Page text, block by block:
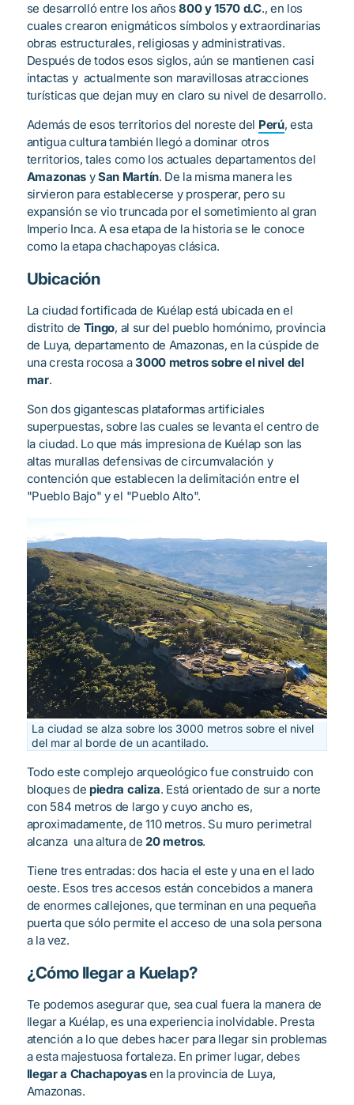
se desarrolló entre los años800 y 1570 d.C., en los
cuales crearon enigmáticos símbolos y extraordinarias
obras estructurales, religiosas y administrativas.
Después de todos esos siglos, aún se mantienen casi
intactas y actualmente son maravillosas atracciones
turísticas que dejan muy en claro su nivel de desarrollo.
Además de esos territorios del noreste del Perú, esta
antigua cultura también llegó a dominar otros
territorios, tales como los actuales departamentos del
Amazonas ySan Martín. De la misma manera les
sirvieron para establecerse y prosperar, pero su
expansión se vio truncada por el sometimiento al gran
Imperio Inca. A esa etapa de la historia se le conoce
como la etapa chachapoyas clásica.
Ubicación
La ciudad fortificada de Kuélap está ubicada en el
distrito de Tingo, al sur del pueblo homónimo, provincia
de Luya, departamento de Amazonas, en la cúspide de
una cresta rocosa a3000 metros sobre el nivel del
mar.
Son dos gigantescas plataformas artificiales
superpuestas, sobre las cuales se levanta el centro de
la ciudad. Lo que más impresiona de Kuélap son las
altas murallas defensivas de circumvalación y
contención que establecen la delimitación entre el
"Pueblo Bajo" y el "Pueblo Alto".
La ciudad se alza sobre los 3000 metros sobre el nivel
del mar al borde de un acantilado.
Todo este complejo arqueológico fue construido con
bloques de piedra caliza. Está orientado de sur a norte
con 584 metros de largo y cuyo ancho es,
aproximadamente, de 110 metros. Su muro perimetral
alcanza una altura de20 metros.
Tiene tres entradas: dos hacia el este y una en el lado
oeste. Esos tres accesos están concebidos a manera
de enormes callejones, que terminan en una pequeña
puerta que sólo permite el acceso de una sola persona
a la vez.
¿Cómo llegar a Kuelap?
Te podemos asegurar que, sea cual fuera la manera de
llegar a Kuélap, es una experiencia inolvidable. Presta
atención a lo que debes hacer para llegar sin problemas
a esta majestuosa fortaleza. En primer lugar, debes
llegar a Chachapoyasen la provincia de Luya,
Amazonas.